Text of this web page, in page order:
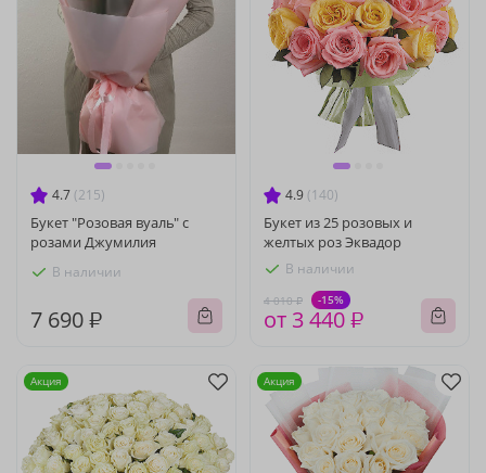
4.7 (215)
Букет "Розовая вуаль" с
розами Джумилия
В наличии
7 690 ₽
4.9 (140)
Букет из 25 розовых и
желтых роз Эквадор
В наличии
4 010 ₽ -15%
от 3 440 ₽
Акция Акция